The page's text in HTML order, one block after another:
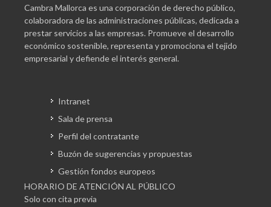
Cambra Mallorca es una corporación de derecho público,
colaboradora de las administraciones públicas, dedicada a
prestar servicios a las empresas. Promueve el desarrollo
económico sostenible, representa y promociona el tejido
empresarial y defiende el interés general.
Intranet
Sala de prensa
Perfil del contratante
Buzón de sugerencias y propuestas
Gestión fondos europeos
HORARIO DE ATENCIÓN AL PÚBLICO
Solo con cita previa